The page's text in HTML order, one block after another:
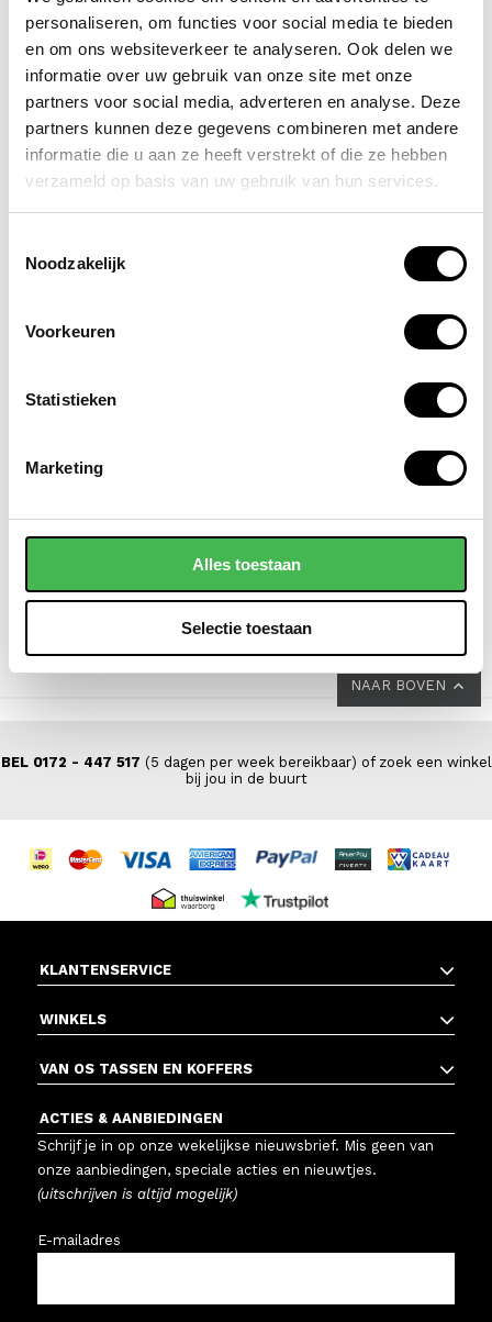
personaliseren, om functies voor social media te bieden
en om ons websiteverkeer te analyseren. Ook delen we
informatie over uw gebruik van onze site met onze
partners voor social media, adverteren en analyse. Deze
partners kunnen deze gegevens combineren met andere
informatie die u aan ze heeft verstrekt of die ze hebben
verzameld op basis van uw gebruik van hun services.
Noodzakelijk
Voorkeuren
Statistieken
Marketing
Alles toestaan
Selectie toestaan
s'cure
VAN 249,00VOOR 159,00
s'cure
VAN 249,00VOOR 159,00
POPULAIRE EN BEST VERKOCHT
laptoprugzak / rugtas /
office
VOOR 69,00
laptoptas / handtas /
clara paris
NAAR BOVEN
BEL 0172 - 447 517 (5 dagen per week bereikbaar) of zoek een winkel
bij jou in de buurt
KLANTENSERVICE
WINKELS
VAN OS TASSEN EN KOFFERS
ACTIES & AANBIEDINGEN
Schrijf je in op onze wekelijkse nieuwsbrief. Mis geen van
onze aanbiedingen, speciale acties en nieuwtjes.
(uitschrijven is altijd mogelijk)
E-mailadres